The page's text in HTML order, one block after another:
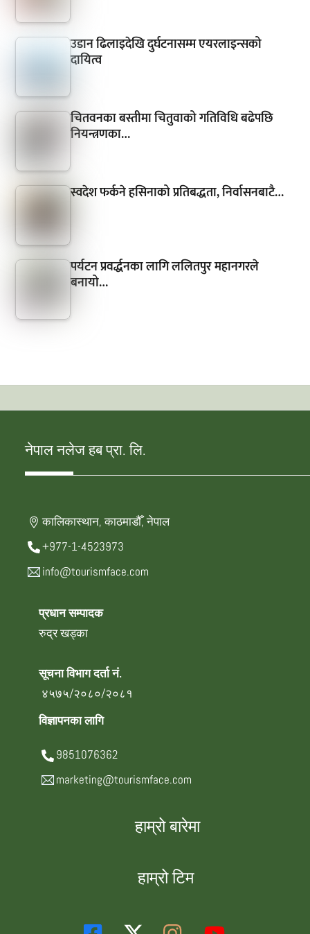
उडान ढिलाइदेखि दुर्घटनासम्म एयरलाइन्सको
दायित्व
चितवनका बस्तीमा चितुवाको गतिविधि बढेपछि
नियन्त्रणका…
स्वदेश फर्कने हसिनाको प्रतिबद्धता, निर्वासनबाटै…
पर्यटन प्रवर्द्धनका लागि ललितपुर महानगरले
बनायो…
नेपाल नलेज हब प्रा. लि.
कालिकास्थान, काठमाडौँ, नेपाल
+977-1-4523973
info@tourismface.com
प्रधान सम्पादक
रुद्र खड्का
सूचना विभाग दर्ता नं.
४५७५/२०८०/२०८१
विज्ञापनका लागि
9851076362
marketing@tourismface.com
हाम्रो बारेमा
हाम्रो टिम